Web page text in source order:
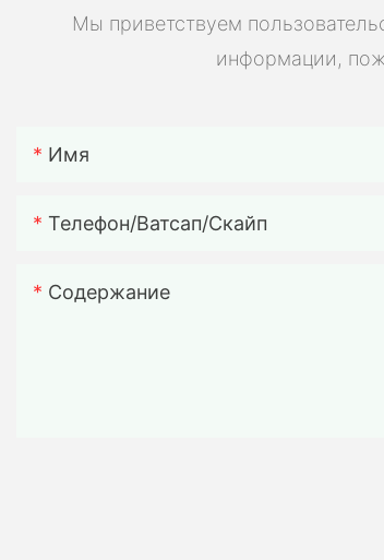
Мы приветствуем
информации,
Имя
Телефон/ватсап/скайп
Содержание